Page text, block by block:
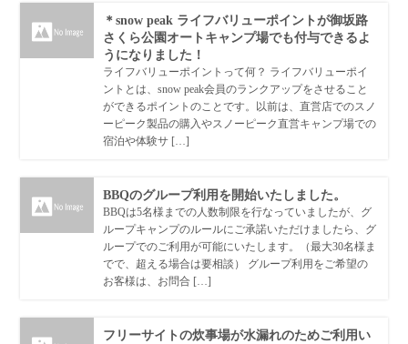
＊snow peak ライフバリューポイントが御坂路
さくら公園オートキャンプ場でも付与できるよ
うになりました！
ライフバリューポイントって何？ ライフバリューポイ
ントとは、snow peak会員のランクアップをさせること
ができるポイントのことです。以前は、直営店でのスノ
ーピーク製品の購入やスノーピーク直営キャンプ場での
宿泊や体験サ […]
BBQのグループ利用を開始いたしました。
BBQは5名様までの人数制限を行なっていましたが、グ
ループキャンプのルールにご承諾いただけましたら、グ
ループでのご利用が可能にいたします。（最大30名様ま
でで、超える場合は要相談） グループ利用をご希望の
お客様は、お問合 […]
フリーサイトの炊事場が水漏れのためご利用い